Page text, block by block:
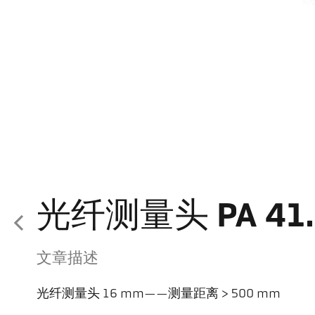
光纤测量头 PA
文章描述
光纤测量头 16 mm——测量距离 > 500 mm